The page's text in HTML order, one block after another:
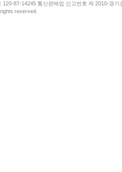
120-87-14245 통신판매업 신고번호 제 2010-경
reserved.